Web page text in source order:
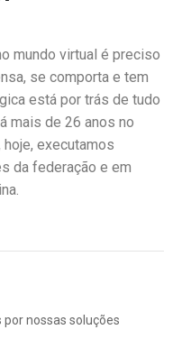
mundo virtual é preciso
se comporta e tem
está por trás de tudo
mais de 26 anos no
hoje, executamos
da federação e em
nossas soluções